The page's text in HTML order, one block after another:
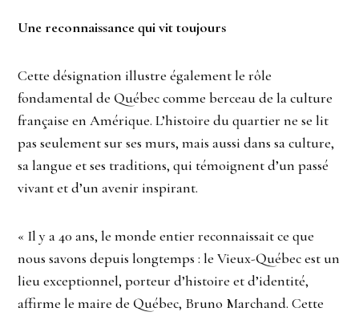
Une reconnaissance qui vit toujours
Cette désignation illustre également le rôle
fondamental de Québec comme berceau de la culture
française en Amérique. L’histoire du quartier ne se lit
pas seulement sur ses murs, mais aussi dans sa culture,
sa langue et ses traditions, qui témoignent d’un passé
vivant et d’un avenir inspirant.
« Il y a 40 ans, le monde entier reconnaissait ce que
nous savons depuis longtemps : le Vieux-Québec est un
lieu exceptionnel, porteur d’histoire et d’identité,
affirme le maire de Québec, Bruno Marchand. Cette